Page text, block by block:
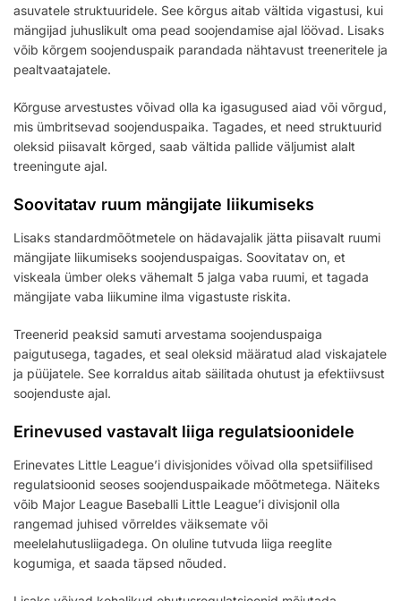
asuvatele struktuuridele. See kõrgus aitab vältida vigastusi, kui
mängijad juhuslikult oma pead soojendamise ajal löövad. Lisaks
võib kõrgem soojenduspaik parandada nähtavust treeneritele ja
pealtvaatajatele.
Kõrguse arvestustes võivad olla ka igasugused aiad või võrgud,
mis ümbritsevad soojenduspaika. Tagades, et need struktuurid
oleksid piisavalt kõrged, saab vältida pallide väljumist alalt
treeningute ajal.
Soovitatav ruum mängijate liikumiseks
Lisaks standardmõõtmetele on hädavajalik jätta piisavalt ruumi
mängijate liikumiseks soojenduspaigas. Soovitatav on, et
viskeala ümber oleks vähemalt 5 jalga vaba ruumi, et tagada
mängijate vaba liikumine ilma vigastuste riskita.
Treenerid peaksid samuti arvestama soojenduspaiga
paigutusega, tagades, et seal oleksid määratud alad viskajatele
ja püüjatele. See korraldus aitab säilitada ohutust ja efektiivsust
soojenduste ajal.
Erinevused vastavalt liiga regulatsioonidele
Erinevates Little League’i divisjonides võivad olla spetsiifilised
regulatsioonid seoses soojenduspaikade mõõtmetega. Näiteks
võib Major League Baseballi Little League’i divisjonil olla
rangemad juhised võrreldes väiksemate või
meelelahutusliigadega. On oluline tutvuda liiga reeglite
kogumiga, et saada täpsed nõuded.